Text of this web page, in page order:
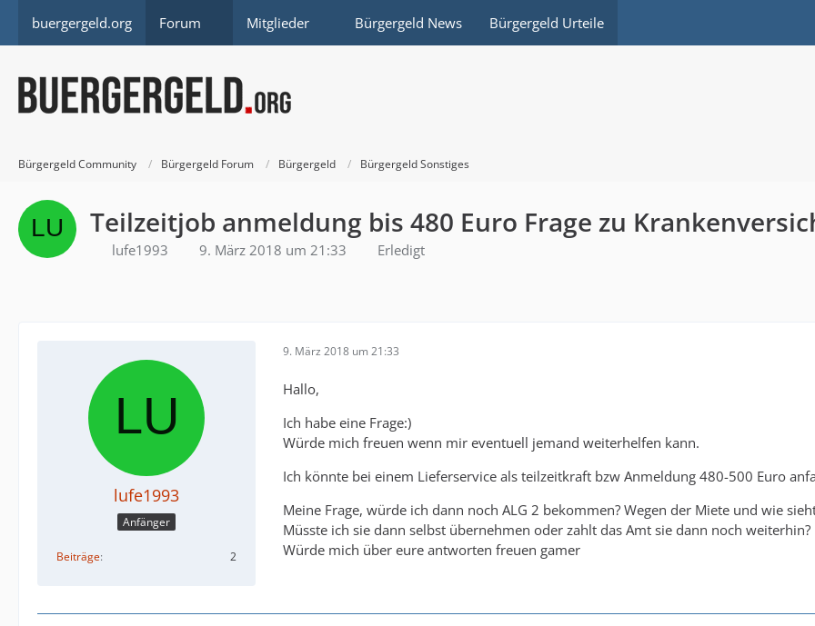
buergergeld.org Forum Mitglieder Bürgergeld News Bürgergeld Urteile
Bürgergeld Community Bürgergeld Forum Bürgergeld Bürgergeld Sonstiges
Teilzeitjob anmeldung bis 480 Euro Frage zu
lufe1993 9. März 2018 um 21:33 Erledigt
lufe1993
Anfänger
Beiträge 2
9. März 2018 um 21:33
Hallo,
Ich habe eine Frage:)
Würde mich freuen wenn mir eventuell jemand weiterhelfen kann.
Ich könnte bei einem Lieferservice als teilzeitkraft bzw Anmeldung 480-500 Euro
Meine Frage, würde ich dann noch ALG 2 bekommen? Wegen der Miete und wie
Müsste ich sie dann selbst übernehmen oder zahlt das Amt sie dann noch weiterhin?
Würde mich über eure antworten freuen gamer